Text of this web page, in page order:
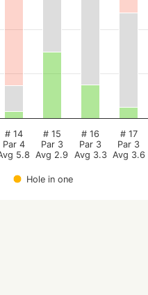
Hole in one
# 14
Par 4
5.8
# 15
Par 3
Avg 2.9
# 16
Par 3
Avg 3.3
# 17
Par 3
Avg 3.6